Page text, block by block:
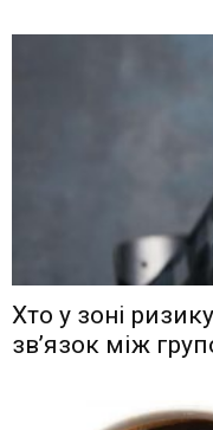
Хто у зоні
зв’язок між